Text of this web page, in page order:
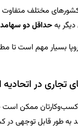
کشورهای مختلف
بهحداقل دو
بسیار مهم است
ممکن است
به طور قابل توجهی